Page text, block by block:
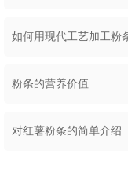
如何用现代工艺加工粉
粉条的营养价值
对红薯粉条的简单介绍